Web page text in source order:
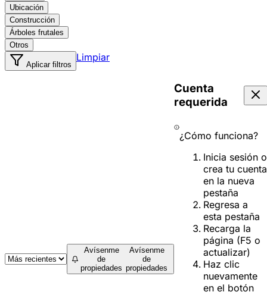
Ubicación
Construcción
Árboles frutales
Otros
Aplicar filtros
Limpiar
Avísenme
de
propiedades
Avísenme
de
propiedades
Cuenta
requerida
¿Cómo funciona?
Inicia sesión o
crea tu cuenta
en la nueva
pestaña
Regresa a
esta pestaña
Recarga la
página (F5 o
actualizar)
Haz clic
nuevamente
en el botón